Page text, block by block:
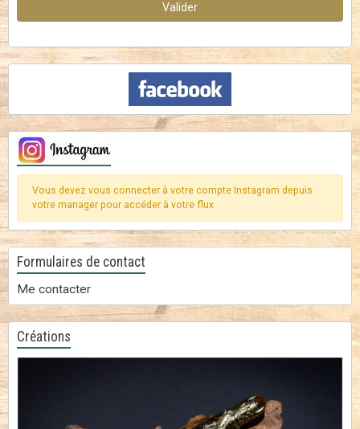
Valider
Vous devez vous connecter à votre compte Instagram depuis
votre manager pour accéder à votre flux
Formulaires de contact
Me contacter
Créations